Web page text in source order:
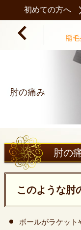
初めての方へ
肘の痛み
肘の
このような肘
ボールがラケット